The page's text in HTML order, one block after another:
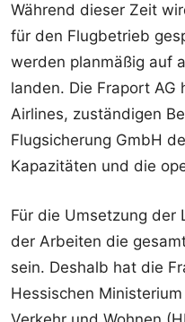
Während dieser Zeit
für den Flugbetrieb
werden planmäßig auf
landen. Die Fraport AG
Airlines, zuständigen
Flugsicherung GmbH
Kapazitäten und die
Für die Umsetzung der
der Arbeiten die
sein. Deshalb hat die
Hessischen